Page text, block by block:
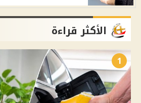
الأكثر قراءة
1